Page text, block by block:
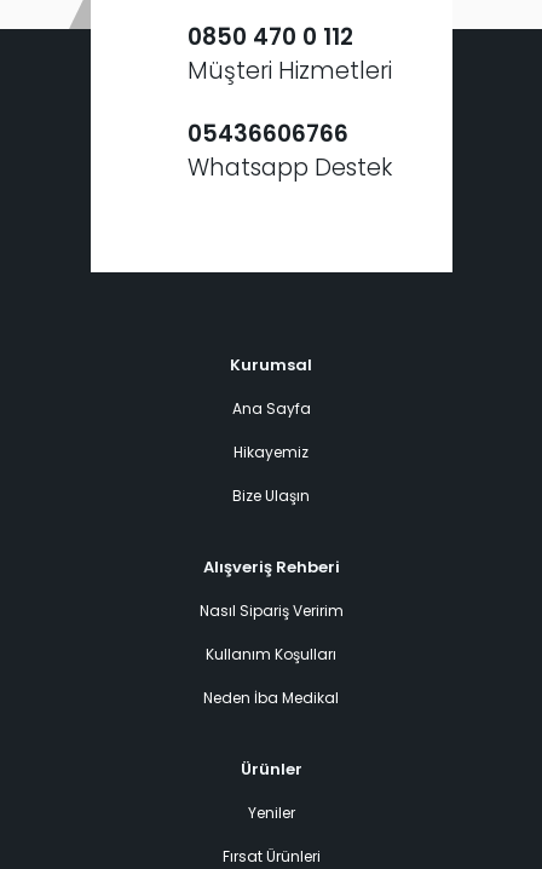
0850 470 0 112
Müşteri Hizmetleri
05436606766
Whatsapp Destek
Kurumsal
Ana Sayfa
Hikayemiz
Bize Ulaşın
Alışveriş Rehberi
Nasıl Sipariş Veririm
Kullanım Koşulları
Neden İba Medikal
Ürünler
Yeniler
Fırsat Ürünleri